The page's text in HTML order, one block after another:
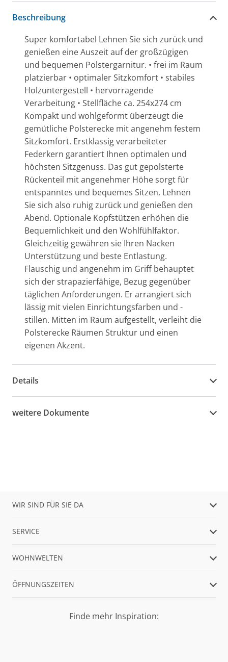
Beschreibung
Super komfortabel Lehnen Sie sich zurück und
genießen eine Auszeit auf der großzügigen
und bequemen Polstergarnitur. • frei im Raum
platzierbar • optimaler Sitzkomfort • stabiles
Holzuntergestell • hervorragende
Verarbeitung • Stellfläche ca. 254x274 cm
Kompakt und wohlgeformt überzeugt die
gemütliche Polsterecke mit angenehm festem
Sitzkomfort. Erstklassig verarbeiteter
Federkern garantiert Ihnen optimalen und
höchsten Sitzgenuss. Das gut gepolsterte
Rückenteil mit angenehmer Höhe sorgt für
entspanntes und bequemes Sitzen. Lehnen
Sie sich also ruhig zurück und genießen den
Abend. Optionale Kopfstützen erhöhen die
Bequemlichkeit und den Wohlfühlfaktor.
Gleichzeitig gewähren sie Ihren Nacken
Unterstützung und beste Entlastung.
Flauschig und angenehm im Griff behauptet
sich der strapazierfähige, Bezug gegenüber
täglichen Anforderungen. Er arrangiert sich
lässig mit vielen Einrichtungsfarben und -
stillen. Mitten im Raum aufgestellt, verleiht die
Polsterecke Räumen Struktur und einen
eigenen Akzent.
Details
weitere Dokumente
WIR SIND FÜR SIE DA
SERVICE
WOHNWELTEN
ÖFFNUNGSZEITEN
Finde mehr Inspiration: